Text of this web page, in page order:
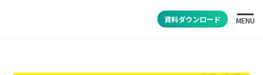
資料ダウンロード MENU